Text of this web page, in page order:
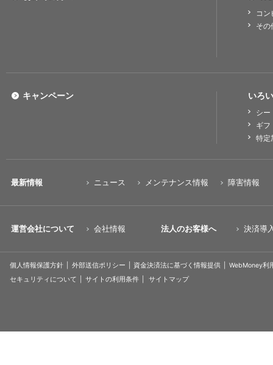
コ
その
いろ
シー
ギフ
特定
キャンペーン
最新情報 ニュース メンテナンス情報 障害情報
運営会社について 会社情報 法人のお客様へ 決済導
個人情報保護方針 外部送信ポリシー 資金決済法に基づく情報提供
WebMoney利
セキュリティについて
サイトの利用条件 サイトマップ